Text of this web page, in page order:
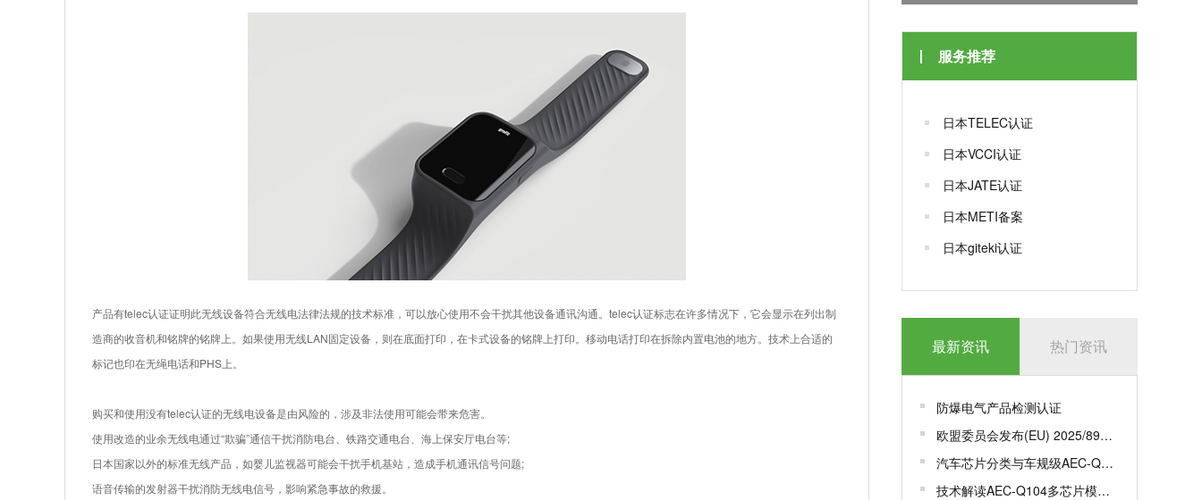
服务推荐
日本TELEC认证
日本VCCI认证
日本JATE认证
日本METI备案
日本giteki认证
最新资讯 热门资讯
防爆电气产品检测认证
欧盟委员会发布(EU) 2025/893，更新一系列标准
汽车芯片分类与车规级AEC-Q100认证
技术解读AEC-Q104多芯片模组MCM车规级认证
产品有telec认证证明此无线设备符合无线电法律法规的技术标准，可以放心使用不会干扰其他设备通讯沟通。telec认证标志在许多情况下，它会显示在列出制
造商的收音机和铭牌的铭牌上。如果使用无线LAN固定设备，则在底面打印，在卡式设备的铭牌上打印。移动电话打印在拆除内置电池的地方。技术上合适的
标记也印在无绳电话和PHS上。
购买和使用没有telec认证的无线电设备是由风险的，涉及非法使用可能会带来危害。
使用改造的业余无线电通过“欺骗”通信干扰消防电台、铁路交通电台、海上保安厅电台等;
日本国家以外的标准无线产品，如婴儿监视器可能会干扰手机基站，造成手机通讯信号问题;
语音传输的发射器干扰消防无线电信号，影响紧急事故的救援。